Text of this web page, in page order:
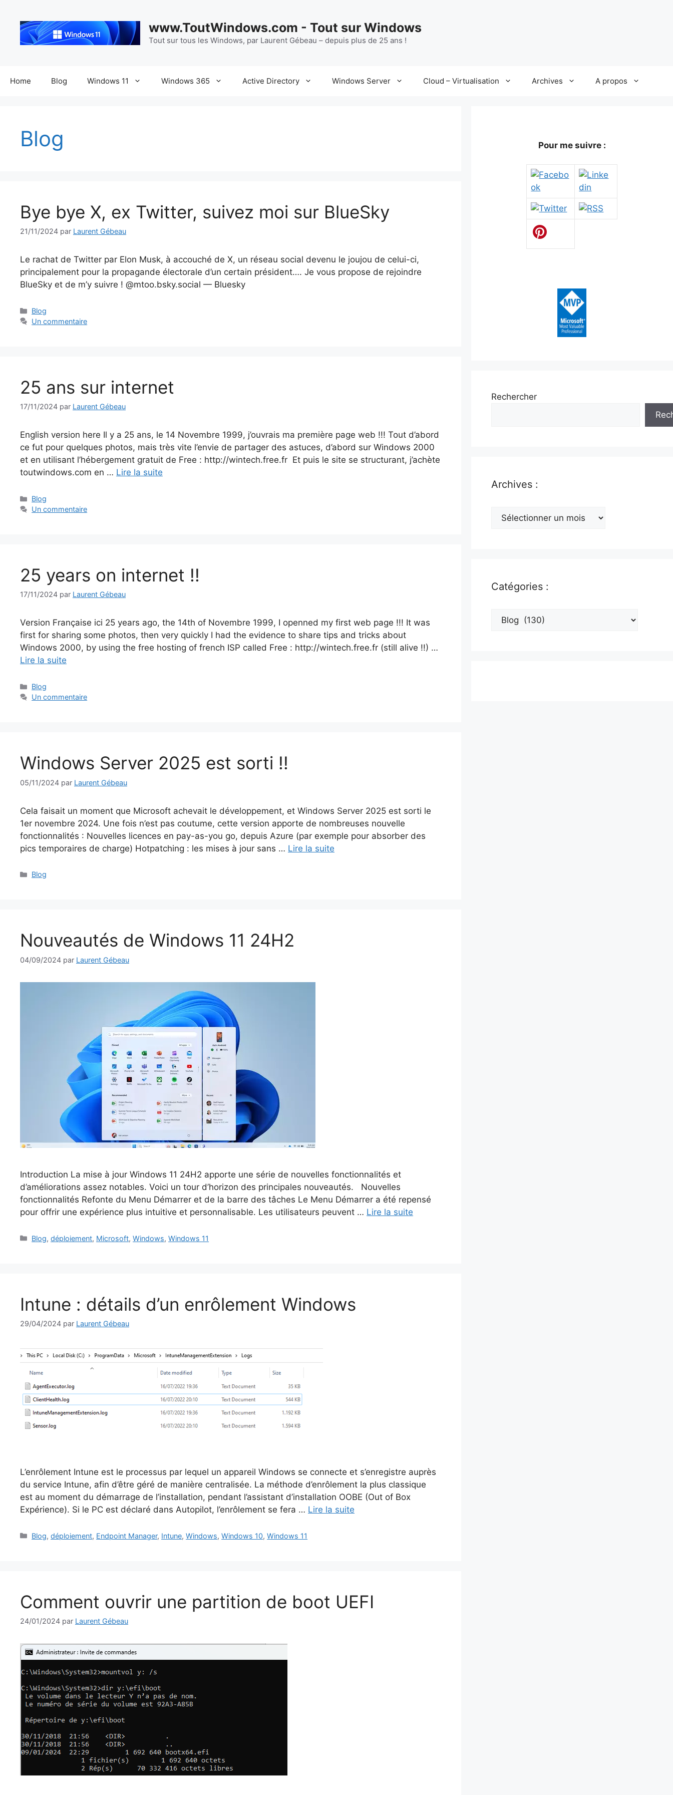
contenu
www.ToutWindows.com - Tout sur Windows
Tout sur tous les Windows, par Laurent Gébeau – depuis plus de 25 ans !
Home Blog Windows 11 Windows 365 Active Directory Windows Server Cloud – Virtualisation Archives A propos
Blog
Bye bye X, ex Twitter, suivez moi sur BlueSky
21/11/2024 par Laurent Gébeau
Le rachat de Twitter par Elon Musk, à accouché de X, un réseau social devenu le joujou de celui-ci,
principalement pour la propagande électorale d’un certain président…. Je vous propose de rejoindre
BlueSky et de m’y suivre ! @mtoo.bsky.social — Bluesky
Catégories
Blog
Un commentaire
25 ans sur internet
17/11/2024 par Laurent Gébeau
English version here Il y a 25 ans, le 14 Novembre 1999, j’ouvrais ma première page web !!! Tout d’abord
ce fut pour quelques photos, mais très vite l’envie de partager des astuces, d’abord sur Windows 2000
et en utilisant l’hébergement gratuit de Free : http://wintech.free.fr Et puis le site se structurant, j’achète
toutwindows.com en … Lire la suite
Catégories
Blog
Un commentaire
25 years on internet !!
17/11/2024 par Laurent Gébeau
Version Française ici 25 years ago, the 14th of Novembre 1999, I openned my first web page !!! It was
first for sharing some photos, then very quickly I had the evidence to share tips and tricks about
Windows 2000, by using the free hosting of french ISP called Free : http://wintech.free.fr (still alive !!) …
Lire la suite
Catégories
Blog
Un commentaire
Windows Server 2025 est sorti !!
05/11/2024 par Laurent Gébeau
Cela faisait un moment que Microsoft achevait le développement, et Windows Server 2025 est sorti le
1er novembre 2024. Une fois n’est pas coutume, cette version apporte de nombreuses nouvelle
fonctionnalités : Nouvelles licences en pay-as-you go, depuis Azure (par exemple pour absorber des
pics temporaires de charge) Hotpatching : les mises à jour sans … Lire la suite
Catégories
Blog
Nouveautés de Windows 11 24H2
04/09/2024 par Laurent Gébeau
Introduction La mise à jour Windows 11 24H2 apporte une série de nouvelles fonctionnalités et
d’améliorations assez notables. Voici un tour d’horizon des principales nouveautés. Nouvelles
fonctionnalités Refonte du Menu Démarrer et de la barre des tâches Le Menu Démarrer a été repensé
pour offrir une expérience plus intuitive et personnalisable. Les utilisateurs peuvent … Lire la suite
Catégories
Blog,déploiement, Microsoft,Windows,Windows 11
Intune : détails d’un enrôlement Windows
29/04/2024 par Laurent Gébeau
L’enrôlement Intune est le processus par lequel un appareil Windows se connecte et s’enregistre auprès
du service Intune, afin d’être géré de manière centralisée. La méthode d’enrôlement la plus classique
est au moment du démarrage de l’installation, pendant l’assistant d’installation OOBE (Out of Box
Expérience). Si le PC est déclaré dans Autopilot, l’enrôlement se fera … Lire la suite
Catégories
Blog,déploiement, Endpoint Manager, Intune,Windows,Windows 10,Windows 11
Comment ouvrir une partition de boot UEFI
24/01/2024 par Laurent Gébeau
Pour me suivre :
Rechercher
Archives :
Archives
Catégories :
Catégories